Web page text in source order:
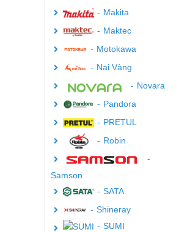
Makita
Maktec
Motokawa
Nai Vàng
Novara
Pandora
PRETUL
Robin
Samson
SATA
Shineray
SUMI